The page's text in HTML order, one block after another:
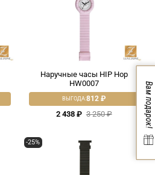
Наручные часы HIP Hop
HW0007
2 438 ₽ 3 250 ₽
ВЫГОДА:812 ₽
-25%
Вам подарок!